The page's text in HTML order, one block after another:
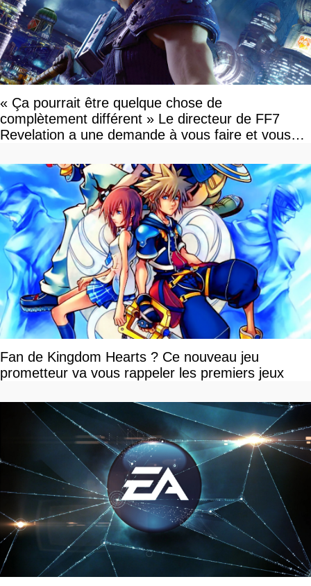
« Ça pourrait être quelque chose de
complètement différent » Le directeur de FF7
Revelation a une demande à vous faire et vous
Fan de Kingdom Hearts ? Ce nouveau jeu
prometteur va vous rappeler les premiers jeux